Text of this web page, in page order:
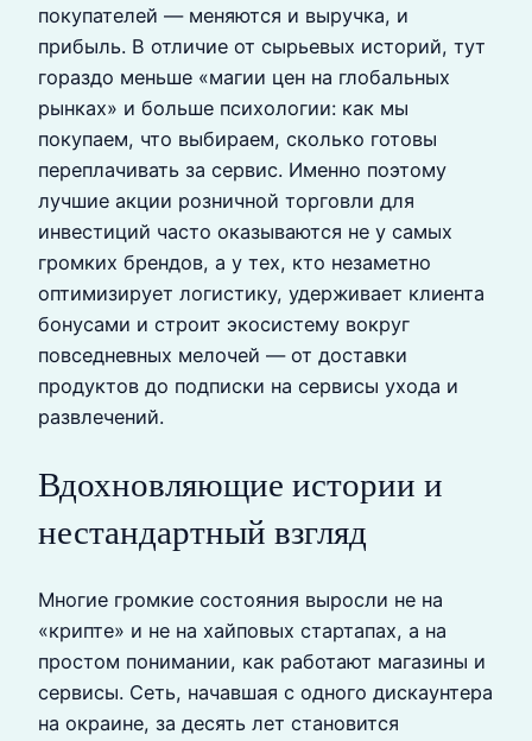
покупателей — меняются и выручка, и
прибыль. В отличие от сырьевых историй, тут
гораздо меньше «магии цен на глобальных
рынках» и больше психологии: как мы
покупаем, что выбираем, сколько готовы
переплачивать за сервис. Именно поэтому
лучшие акции розничной торговли для
инвестиций часто оказываются не у самых
громких брендов, а у тех, кто незаметно
оптимизирует логистику, удерживает клиента
бонусами и строит экосистему вокруг
повседневных мелочей — от доставки
продуктов до подписки на сервисы ухода и
развлечений.
Вдохновляющие истории и
нестандартный взгляд
Многие громкие состояния выросли не на
«крипте» и не на хайповых стартапах, а на
простом понимании, как работают магазины и
сервисы. Сеть, начавшая с одного дискаунтера
на окраине, за десять лет становится